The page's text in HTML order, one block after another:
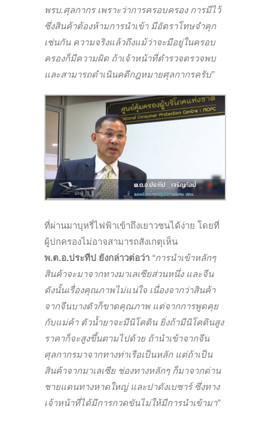
พรบ.ศุลกากร เพราะว่าการครอบครอง การมีไว้
ซึ่งสินค้าต้องห้ามการนำเข้า มีอัตราโทษจำคุก
เช่นกัน ความจริงแล้วถึงแม้ว่าจะมีอยู่ในครอบ
ครองก็มีความผิด ถ้าเจ้าหน้าที่ตำรวจตรวจพบ
และสามารถดำเนินคดีกฎหมายศุลกากรครับ”
ที่ผ่านมาบุหรี่ไฟฟ้าเข้าถึงเยาวชนได้ง่าย โดยที่
ผู้ปกครองไม่อาจสามารถสังเกตุเห็น
พ.ต.อ.ประทีป ยังกล่าวต่อว่า “การนำเข้าหลักๆ
สินค้าจะมาจากทางมาเลเซียส่วนหนึ่ง และจีน
ดังนั้นเรื่องคุณภาพไม่แน่ใจ เนื่องจากว่าสินค้า
จากจีนบางตัวก็ขาดคุณภาพ แต่จากการพูดคุย
กับแม่ค้า ตัวน้ำยาจะมีนิโคติน ยิ่งถ้ามีนิโคตินสูง
ราคาก็จะสูงขึ้นตามไปด้วย ถ้านำเข้าจากจีน
ศุลกากรมาจากทางท่าเรือเป็นหลัก แต่ถ้าเป็น
สินค้าจากมาเลเซีย ช่องทางหลักๆ ก็มาจากด่าน
ชายแดนทางหาดใหญ่ และปาดังเบซาร์ ซึ่งทาง
เจ้าหน้าที่ได้มีการกวดขันไม่ให้มีการนำเข้ามา”